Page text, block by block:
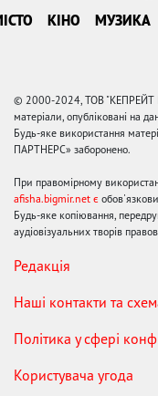
КІНО МУЗИКА
© 2000-2024, ТОВ "КЕПРЕЙТ
матеріали, опубліковані на
Будь-яке використання
ПАРТНЕРС» заборонено.
При правомірному
afisha.bigmir.net є
Будь-яке копіювання,
аудіовізуальних творів
Редакція
Наші контакти та
Політика у сфері
Користувача угода